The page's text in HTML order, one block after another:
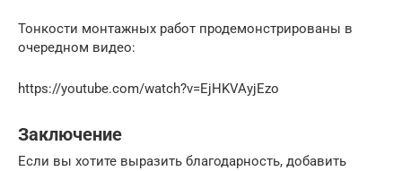
Тонкости монтажных работ продемонстрированы в
очередном видео:
https://youtube.com/watch?v=EjHKVAyjEzo
Заключение
Если вы хотите выразить благодарность, добавить